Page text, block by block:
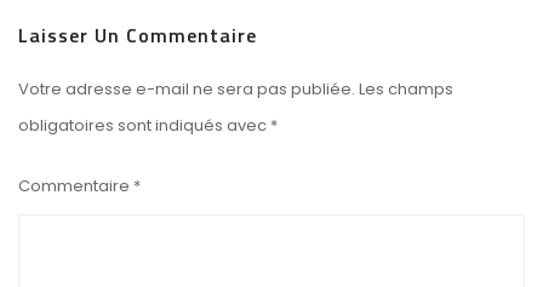
Laisser Un Commentaire
Votre adresse e-mail ne sera pas publiée. Les champs
obligatoires sont indiqués avec *
Commentaire *